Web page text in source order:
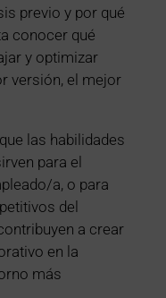
previo y por qué
conocer qué
y optimizar
versión, el mejor
las habilidades
para el
a, o para
del
a crear
en la
más